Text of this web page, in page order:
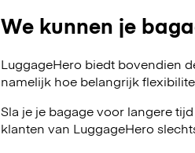
We kunnen je
LuggageHero biedt bovendien
namelijk hoe belangrijk
Sla je je bagage voor langere
klanten van LuggageHero